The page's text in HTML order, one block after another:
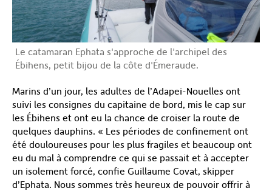
Le catamaran Ephata s'approche de l'archipel des
Ébihens, petit bijou de la côte d'Émeraude.
Marins d’un jour, les adultes de l’Adapei-Nouelles ont
suivi les consignes du capitaine de bord, mis le cap sur
les Ébihens et ont eu la chance de croiser la route de
quelques dauphins. « Les périodes de confinement ont
été douloureuses pour les plus fragiles et beaucoup ont
eu du mal à comprendre ce qui se passait et à accepter
un isolement forcé, confie Guillaume Covat, skipper
d’Ephata. Nous sommes très heureux de pouvoir offrir à